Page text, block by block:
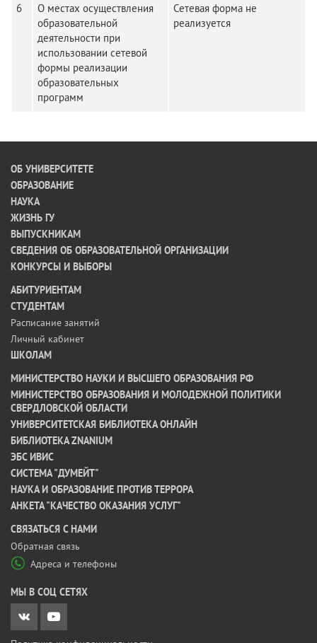
6
О местах осуществления
образовательной
деятельности при
использовании сетевой
формы реализации
образовательных
программ
Сетевая форма не
реализуется
ОБ УНИВЕРСИТЕТЕ
ОБРАЗОВАНИЕ
НАУКА
ЖИЗНЬ ГУ
ВЫПУСКНИКАМ
СВЕДЕНИЯ ОБ ОБРАЗОВАТЕЛЬНОЙ ОРГАНИЗАЦИИ
КОНКУРСЫ И ВЫБОРЫ
АБИТУРИЕНТАМ
СТУДЕНТАМ
Расписание занятий
Личный кабинет
ШКОЛАМ
МИНИСТЕРСТВО НАУКИ И ВЫСШЕГО ОБРАЗОВАНИЯ РФ
МИНИСТЕРСТВО ОБРАЗОВАНИЯ И МОЛОДЕЖНОЙ ПОЛИТИКИ
СВЕРДЛОВСКОЙ ОБЛАСТИ
УНИВЕРСИТЕТСКАЯ БИБЛИОТЕКА ОНЛАЙН
БИБЛИОТЕКА ZNANIUM
ЭБС ИВИС
СИСТЕМА "ДУМЕЙТ"
НАУКА И ОБРАЗОВАНИЕ ПРОТИВ ТЕРРОРА
АНКЕТА "КАЧЕСТВО ОКАЗАНИЯ УСЛУГ"
CВЯЗАТЬСЯ С НАМИ
Обратная связь
Адреса и телефоны
МЫ В СОЦ СЕТЯХ